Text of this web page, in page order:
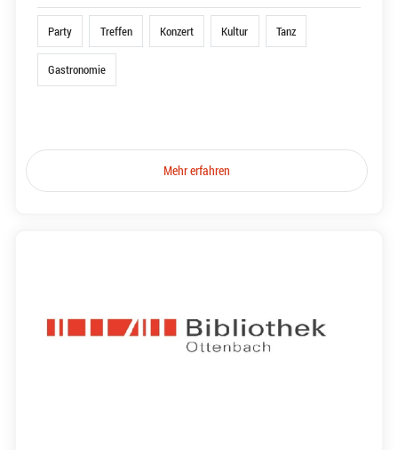
Party Treffen Konzert Kultur Tanz
Gastronomie
Mehr erfahren